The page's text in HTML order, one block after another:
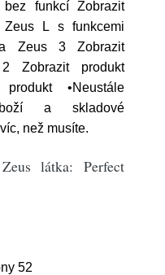
funkcí Zobrazit
Zeus L s funkcemi
Zeus 3 Zobrazit
Zobrazit produkt
•Neustále
a skladové
než musíte.
látka: Perfect
52